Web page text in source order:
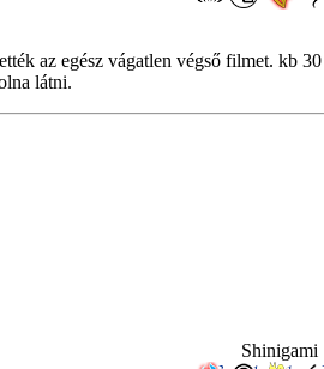
az egész vágatlen végső filmet. kb
látni.
Shinigami